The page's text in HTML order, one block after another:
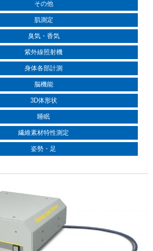
その他
肌測定
臭気・香気
紫外線照射機
身体各部計測
脳機能
3D体形状
睡眠
繊維素材特性測定
姿勢・足